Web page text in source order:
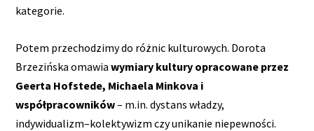
kategorie.
Potem przechodzimy do różnic kulturowych. Dorota
Brzezińska omawiawymiary kultury opracowane przez
Geerta Hofstede, Michaela Minkova i
współpracowników– m.in. dystans władzy,
indywidualizm–kolektywizm czy unikanie niepewności.